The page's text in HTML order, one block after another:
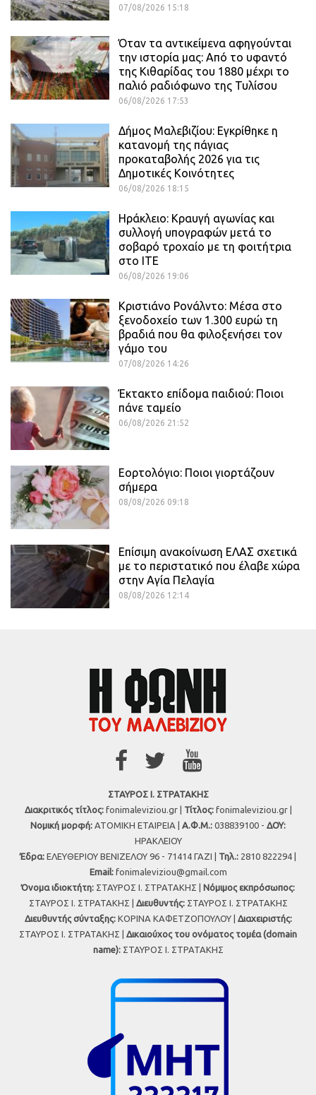
07/08/2026 15:18
Όταν τα αντικείμενα αφηγούνται
την ιστορία μας: Από το υφαντό
της Κιθαρίδας του 1880 μέχρι το
παλιό ραδιόφωνο της Τυλίσου
06/08/2026 17:53
Δήμος Μαλεβιζίου: Εγκρίθηκε η
κατανομή της πάγιας
προκαταβολής 2026 για τις
Δημοτικές Κοινότητες
06/08/2026 18:15
Ηράκλειο: Κραυγή αγωνίας και
συλλογή υπογραφών μετά το
σοβαρό τροχαίο με τη φοιτήτρια
στο ΙΤΕ
06/08/2026 19:06
Κριστιάνο Ρονάλντο: Μέσα στο
ξενοδοχείο των 1.300 ευρώ τη
βραδιά που θα φιλοξενήσει τον
γάμο του
07/08/2026 14:26
Έκτακτο επίδομα παιδιού: Ποιοι
πάνε ταμείο
06/08/2026 21:52
Εορτολόγιο: Ποιοι γιορτάζουν
σήμερα
08/08/2026 09:18
Επίσιμη ανακοίνωση ΕΛΑΣ σχετικά
με το περιστατικό που έλαβε χώρα
στην Αγία Πελαγία
08/08/2026 12:14
ΣΤΑΥΡΟΣ Ι. ΣΤΡΑΤΑΚΗΣ
Διακριτικός τίτλος:fonimaleviziou.gr | Τίτλος:fonimaleviziou.gr |
Νομική μορφή: ΑΤΟΜΙΚΗ ΕΤΑΙΡΕΙΑ | Α.Φ.Μ.: 038839100 - ΔΟΥ:
ΗΡΑΚΛΕΙΟΥ
Έδρα: ΕΛΕΥΘΕΡΙΟΥ ΒΕΝΙΖΕΛΟΥ 96 - 71414 ΓΑΖΙ | Τηλ.: 2810 822294 |
Εmail: fonimaleviziou@gmail.com
Όνομα ιδιοκτήτη: ΣΤΑΥΡΟΣ Ι. ΣΤΡΑΤΑΚΗΣ | Νόμιμος εκπρόσωπος:
ΣΤΑΥΡΟΣ Ι. ΣΤΡΑΤΑΚΗΣ | Διευθυντής:ΣΤΑΥΡΟΣ Ι. ΣΤΡΑΤΑΚΗΣ
Διευθυντής σύνταξης:ΚΟΡΙΝΑ ΚΑΦΕΤΖΟΠΟΥΛΟΥ | Διαχειριστής:
ΣΤΑΥΡΟΣ Ι. ΣΤΡΑΤΑΚΗΣ | Δικαιούχος του ονόματος τομέα (domain
name):ΣΤΑΥΡΟΣ Ι. ΣΤΡΑΤΑΚΗΣ